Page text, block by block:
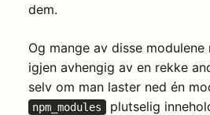
dem.
Og mange av disse modulene
igjen avhengig av en rekke
selv om man laster ned én
npm_modules plutselig